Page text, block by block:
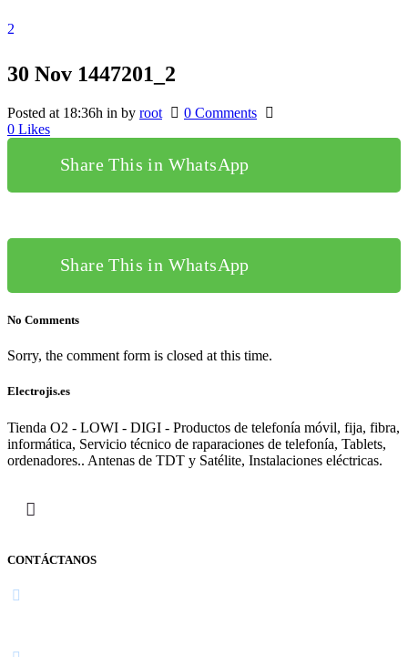
30 Nov 1447201_2
Posted at 18:36h in by root
0 Comments
0 Likes
Share This in WhatsApp
Share This in WhatsApp
No Comments
Sorry, the comment form is closed at this time.
Electrojis.es
Tienda O2 - LOWI - DIGI - Productos de telefonía móvil, fija, fibra,
informática, Servicio técnico de raparaciones de telefonía, Tablets,
ordenadores.. Antenas de TDT y Satélite, Instalaciones eléctricas.
CONTÁCTANOS